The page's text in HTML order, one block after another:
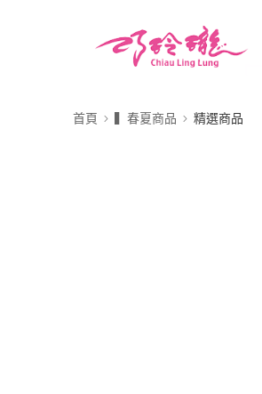
首頁 ▍春夏商品 精選商品